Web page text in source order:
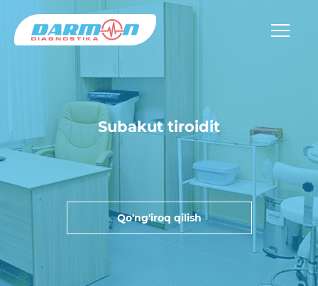
Subakut tiroidit
Qo'ng'iroq qilish